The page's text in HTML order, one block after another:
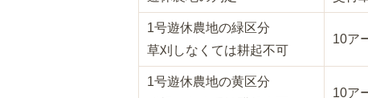
1号遊休農地の緑区分
草刈しなくては耕起不可
10ア
1号遊休農地の黄区分
10ア